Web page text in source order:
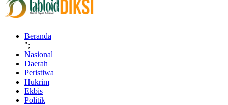
Beranda
";
Nasional
Daerah
Peristiwa
Hukrim
Ekbis
Politik